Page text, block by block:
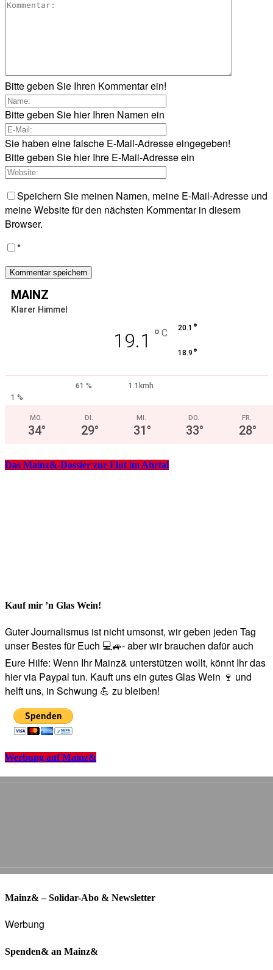
Bitte geben Sie Ihren Kommentar ein!
Bitte geben Sie hier Ihren Namen ein
Sie haben eine falsche E-Mail-Adresse eingegeben!
Bitte geben Sie hier Ihre E-Mail-Adresse ein
Speichern Sie meinen Namen, meine E-Mail-Adresse und
meine Website für den nächsten Kommentar in diesem
Browser.
*
MAINZ
Klarer Himmel
19.1 ° C 20.1 °
18.9 °
61 %
1.1kmh
1 %
MO.
34°
DI.
29°
MI.
31°
DO.
33°
FR.
28°
Das Mainz&-Dossier zur Flut im Ahrtal
Kauf mir ’n Glas Wein!
Guter Journalismus ist nicht umsonst, wir geben jeden Tag
unser Bestes für Euch 💻🚙- aber wir brauchen dafür auch
Eure Hilfe: Wenn Ihr Mainz& unterstützen wollt, könnt Ihr das
hier via Paypal tun. Kauft uns ein gutes Glas Wein 🍷 und
helft uns, in Schwung 💪 zu bleiben!
Werbung auf Mainz&
Mainz& – Solidar-Abo & Newsletter
Werbung
Spenden& an Mainz&